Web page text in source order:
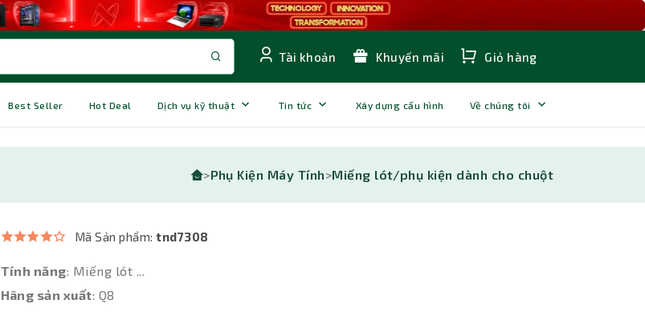
Tài khoản Khuyến mãi Giỏ hàng
Best Seller Hot Deal Dịch vụ kỹ thuật Tin tức Xây dựng cấu hình Về chúng tôi
>Phụ Kiện Máy Tính>Miếng lót/phụ kiện dành cho chuột
Mã Sản phẩm:tnd7308
Tính năng: Miếng lót ...
Hãng sản xuất: Q8